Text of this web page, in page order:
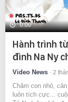
0:00
Hành trình
đình Na Ny
Video News 2
Chăm con nhỏ,
luôn tích cực...